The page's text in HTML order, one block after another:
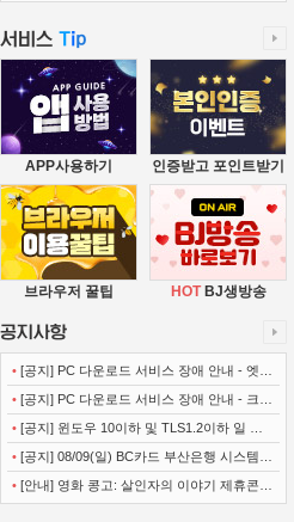
APP사용하기 인증받고 포인트받기
브라우저 꿀팁 HOTBJ생방송
• [공지] PC 다운로드 서비스 장애 안내 - 엣지
(Microsoft Edge)
• [공지] PC 다운로드 서비스 장애 안내 - 크롬
(Chrome)
• [공지] 윈도우 10이하 및 TLS1.2이하 일 경
우 사이트 이용불가 안내
• [공지] 08/09(일) BC카드 부산은행 시스템
정기점검 안내
• [안내] 영화 콩고: 살인자의 이야기 제휴콘텐